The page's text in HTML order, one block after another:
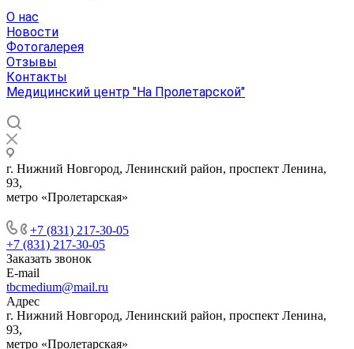
О нас
Новости
Фотогалерея
Отзывы
Контакты
Медицинский центр "На Пролетарской"
г. Нижний Новгород, Ленинский район, проспект Ленина,
93,
метро «Пролетарская»
+7 (831) 217-30-05
+7 (831) 217-30-05
Заказать звонок
E-mail
tbcmedium@mail.ru
Адрес
г. Нижний Новгород, Ленинский район, проспект Ленина,
93,
метро «Пролетарская»